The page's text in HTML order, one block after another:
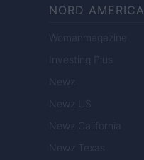
NORD AMERICA
Womanmagazine
Investing Plus
Newz
Newz US
Newz California
Newz Texas